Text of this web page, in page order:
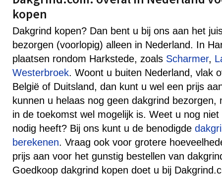
kopen
Dakgrind kopen? Dan bent u bij ons aan het
bezorgen (voorlopig) alleen in Nederland. In
plaatsen rondom Harkstede, zoals Scharmer,
Westerbroek. Woont u buiten Nederland, vlak
België of Duitsland, dan kunt u wel een prijs
kunnen u helaas nog geen dakgrind bezorgen,
in de toekomst wel mogelijk is. Weet u nog
nodig heeft? Bij ons kunt u de benodigde
berekenen. Vraag ook voor grotere
prijs aan voor het gunstig bestellen van
Goedkoop dakgrind kopen doet u bij